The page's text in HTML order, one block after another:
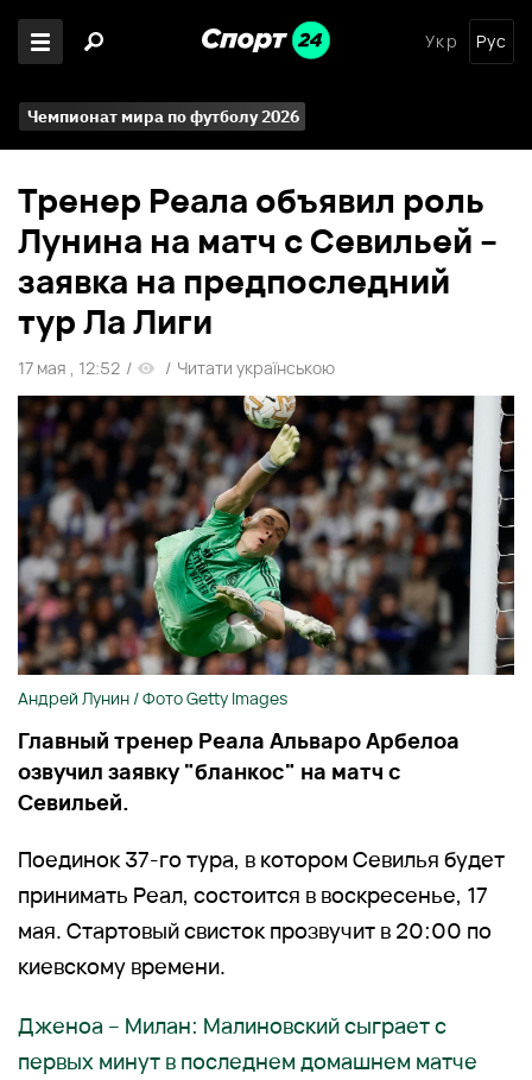
Укр Рус
Чемпионат мира по футболу 2026
Тренер Реала объявил роль
Лунина на матч с Севильей –
заявка на предпоследний
тур Ла Лиги
17 мая , 12:52 / / Читати українською
Андрей Лунин / Фото Getty Images
Главный тренер Реала Альваро Арбелоа
озвучил заявку "бланкос" на матч с
Севильей.
Поединок 37-го тура, в котором Севилья будет
принимать Реал, состоится в воскресенье, 17
мая. Стартовый свисток прозвучит в 20:00 по
киевскому времени.
Дженоа – Милан: Малиновский сыграет с
первых минут в последнем домашнем матче